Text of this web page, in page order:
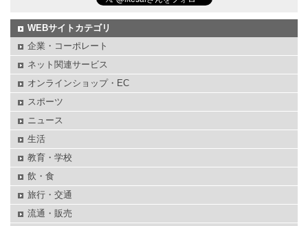
WEBサイトカテゴリ
企業・コーポレート
ネット関連サービス
オンラインショップ・EC
スポーツ
ニュース
生活
教育・学校
飲・食
旅行・交通
流通・販売